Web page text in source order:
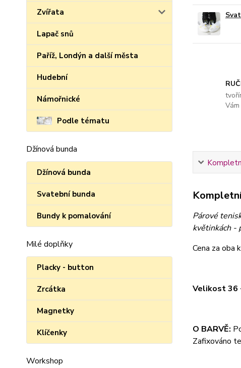
Zvířata
Lapač snů
Paříž, Londýn a další města
Hudební
Námořnické
Podle tématu
Džínová bunda
Džínová bunda
Svatební bunda
Bundy k pomalování
Milé doplňky
Placky - button
Zrcátka
Magnetky
Klíčenky
Workshop
Párové
květinkách -
Cena za oba
Velikost 36
O BARVĚ:
Zafixováno